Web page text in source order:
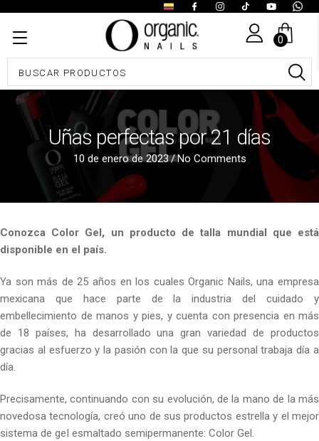
0
Uñas perfectas por 21 días
10 de enero de 2023/No Comments
Conozca Color Gel, un producto de talla mundial que está
disponible en el país.
Ya son más de 25 años en los cuales Organic Nails, una empresa
mexicana que hace parte de la industria del cuidado y
embellecimiento de manos y pies, y cuenta con presencia en más
de 18 países, ha desarrollado una gran variedad de productos
gracias al esfuerzo y la pasión con la que su personal trabaja día a
día.
Precisamente, continuando con su evolución, de la mano de la más
novedosa tecnología, creó uno de sus productos estrella y el mejor
sistema de geI esmaltado semipermanente: Color Gel.